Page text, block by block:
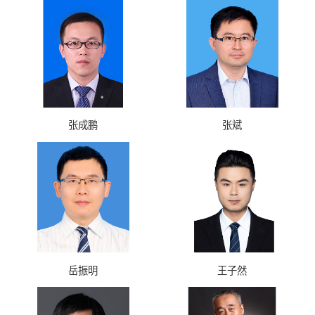
张成鹏 张斌
岳振明 王子然